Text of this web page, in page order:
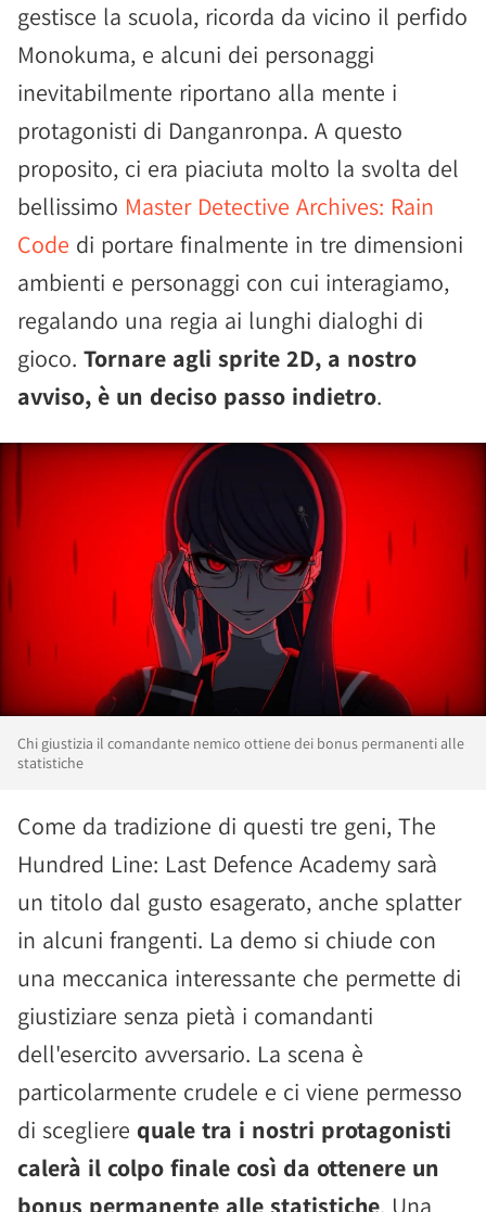
gestisce la scuola, ricorda da vicino il perfido
Monokuma, e alcuni dei personaggi
inevitabilmente riportano alla mente i
protagonisti di Danganronpa. A questo
proposito, ci era piaciuta molto la svolta del
bellissimo Master Detective Archives: Rain
Code di portare finalmente in tre dimensioni
ambienti e personaggi con cui interagiamo,
regalando una regia ai lunghi dialoghi di
gioco. Tornare agli sprite 2D, a nostro
avviso, è un deciso passo indietro.
Chi giustizia il comandante nemico ottiene dei bonus permanenti alle
statistiche
Come da tradizione di questi tre geni, The
Hundred Line: Last Defence Academy sarà
un titolo dal gusto esagerato, anche splatter
in alcuni frangenti. La demo si chiude con
una meccanica interessante che permette di
giustiziare senza pietà i comandanti
dell'esercito avversario. La scena è
particolarmente crudele e ci viene permesso
di scegliere quale tra i nostri protagonisti
calerà il colpo finale così da ottenere un
bonus permanente alle statistiche. Una